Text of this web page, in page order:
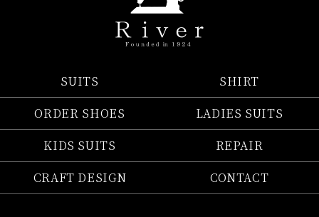
SUITS
SHIRT
ORDER SHOES
LADIES SUITS
KIDS SUITS
REPAIR
CRAFT DESIGN
CONTACT